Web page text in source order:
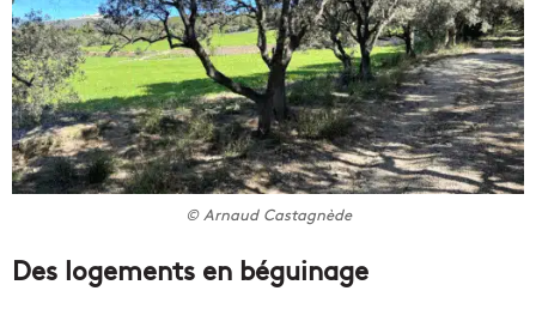
© Arnaud Castagnède
Des logements en béguinage